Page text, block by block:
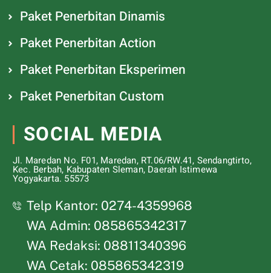
Paket Penerbitan Dinamis
Paket Penerbitan Action
Paket Penerbitan Eksperimen
Paket Penerbitan Custom
SOCIAL MEDIA
Jl. Maredan No. F01, Maredan, RT.06/RW.41, Sendangtirto,
Kec. Berbah, Kabupaten Sleman, Daerah Istimewa
Yogyakarta. 55573
Telp Kantor: 0274-4359968
WA Admin: 085865342317
WA Redaksi: 08811340396
WA Cetak: 085865342319